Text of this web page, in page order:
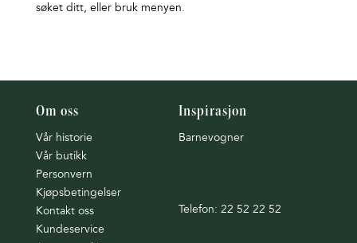
søket ditt, eller bruk menyen.
Om oss
Vår historie
Vår butikk
Personvern
Kjøpsbetingelser
Kontakt oss
Kundeservice
Inspirasjon
Barnevogner
Telefon: 22 52 22 52